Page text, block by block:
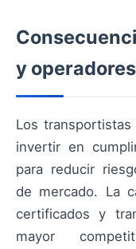
y operadores
Los
invertir en
para reducir
de mercado. La
certificados y
mayor